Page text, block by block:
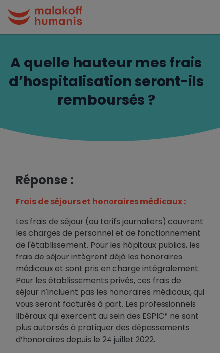
A quelle hauteur mes frais
d’hospitalisation seront-ils
remboursés ?
Réponse :
Frais de séjours et honoraires médicaux :
Les frais de séjour (ou tarifs journaliers) couvrent
les charges de personnel et de fonctionnement
de l'établissement. Pour les hôpitaux publics, les
frais de séjour intègrent déjà les honoraires
médicaux et sont pris en charge intégralement.
Pour les établissements privés, ces frais de
séjour n'incluent pas les honoraires médicaux, qui
vous seront facturés à part. Les professionnels
libéraux qui exercent au sein des ESPIC* ne sont
plus autorisés à pratiquer des dépassements
d’honoraires depuis le 24 juillet 2022.